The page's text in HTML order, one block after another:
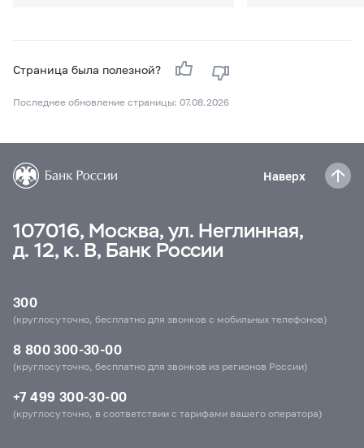
Страница была полезной?
Последнее обновление страницы: 07.08.2026
Наверх
107016, Москва, ул. Неглинная,
д. 12, к. В, Банк России
300
(круглосуточно, бесплатно для звонков с мобильных телефонов)
8 800 300-30-00
(круглосуточно, бесплатно для звонков из регионов России)
+7 499 300-30-00
(круглосуточно, в соответствии с тарифами вашего оператора)